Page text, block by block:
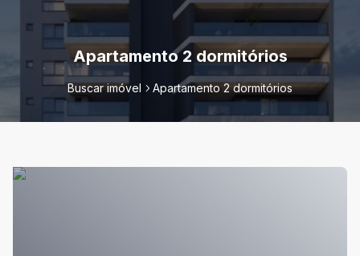
Apartamento 2 dormitórios
Buscar imóvel Apartamento 2 dormitórios